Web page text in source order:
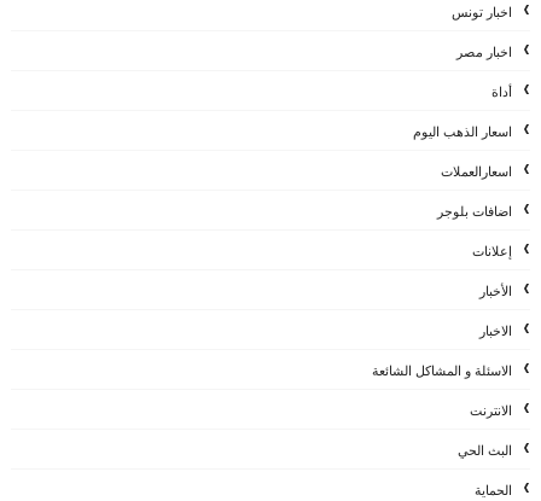
اخبار تونس
اخبار مصر
أداة
اسعار الذهب اليوم
اسعارالعملات
اضافات بلوجر
إعلانات
الأخبار
الاخبار
الاسئلة و المشاكل الشائعة
الانترنت
البث الحي
الحماية